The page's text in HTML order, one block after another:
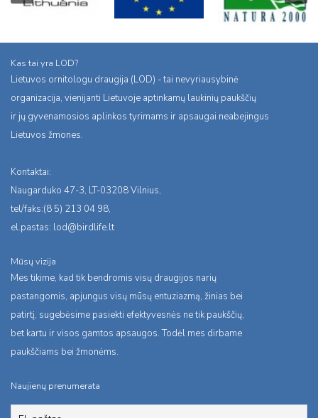
Kas tai yra LOD?
Lietuvos ornitologu draugija (LOD) - tai nevyriausybinė
organizacija, vienijanti Lietuvoje aptinkamų laukinių paukščių
ir jų gyvenamosios aplinkos tyrimams ir apsaugai neabejingus
Lietuvos žmones.
Kontaktai:
Naugarduko 47-3, LT-03208 Vilnius,
tel/faks:(8 5) 213 04 98,
el.pastas: lod@birdlife.lt
Mūsų vizija
Mes tikime, kad tik bendromis visų draugijos narių
pastangomis, apjungus visų mūsų entuziazmą, žinias bei
patirtį, sugebėsime pasiekti efektyvesnės ne tik paukščių,
bet kartu ir visos gamtos apsaugos. Todėl mes dirbame
paukščiams bei žmonėms.
Naujienų prenumerata